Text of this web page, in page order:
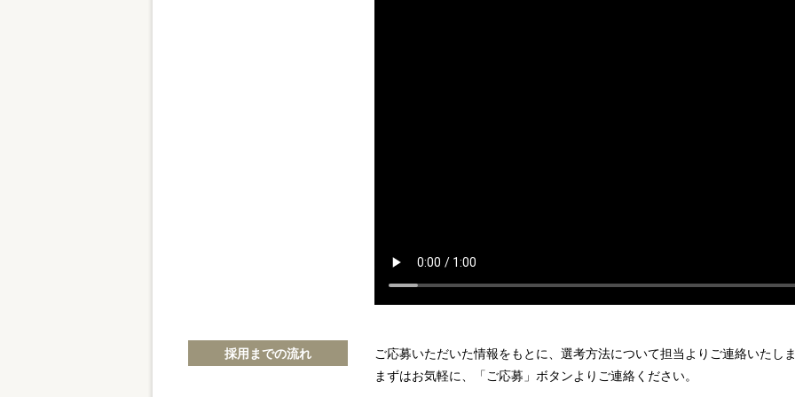
採用までの流れ
ご応募いただいた情報をもとに、選考方法について担当よりご連絡いたし
まずはお気軽に、「ご応募」ボタンよりご連絡ください。